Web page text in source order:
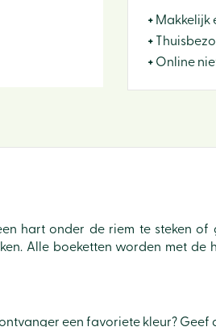
+ Makkelijk
+
+ Online
hart onder de riem te steken
Alle boeketten worden met
een favoriete kleur?